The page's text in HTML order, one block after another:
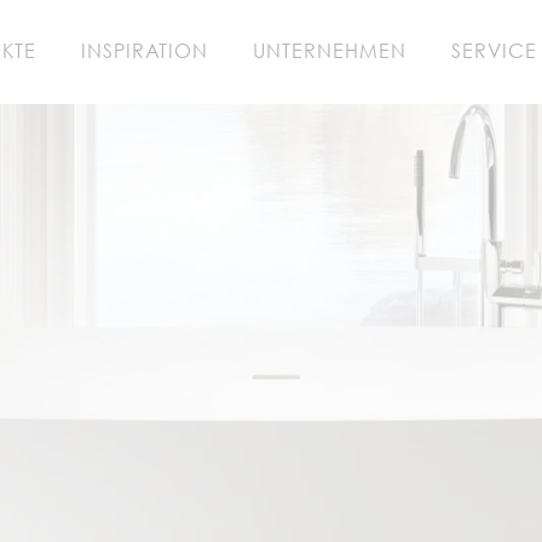
INSPIRATION UNTERNEHMEN SERVICE